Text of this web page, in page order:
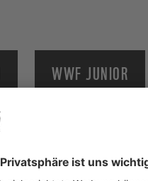
WWF JUNIOR